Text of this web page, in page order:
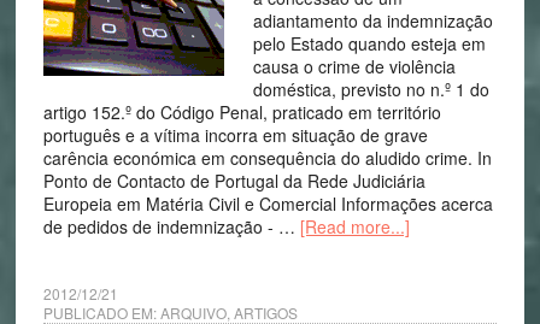
adiantamento da indemnização
pelo Estado quando esteja em
causa o crime de violência
doméstica, previsto no n.º 1 do
artigo 152.º do Código Penal, praticado em território
português e a vítima incorra em situação de grave
carência económica em consequência do aludido crime. In
Ponto de Contacto de Portugal da Rede Judiciária
Europeia em Matéria Civil e Comercial Informações acerca
de pedidos de indemnização - … [Read more...]
2012/12/21
PUBLICADO EM:ARQUIVO, ARTIGOS